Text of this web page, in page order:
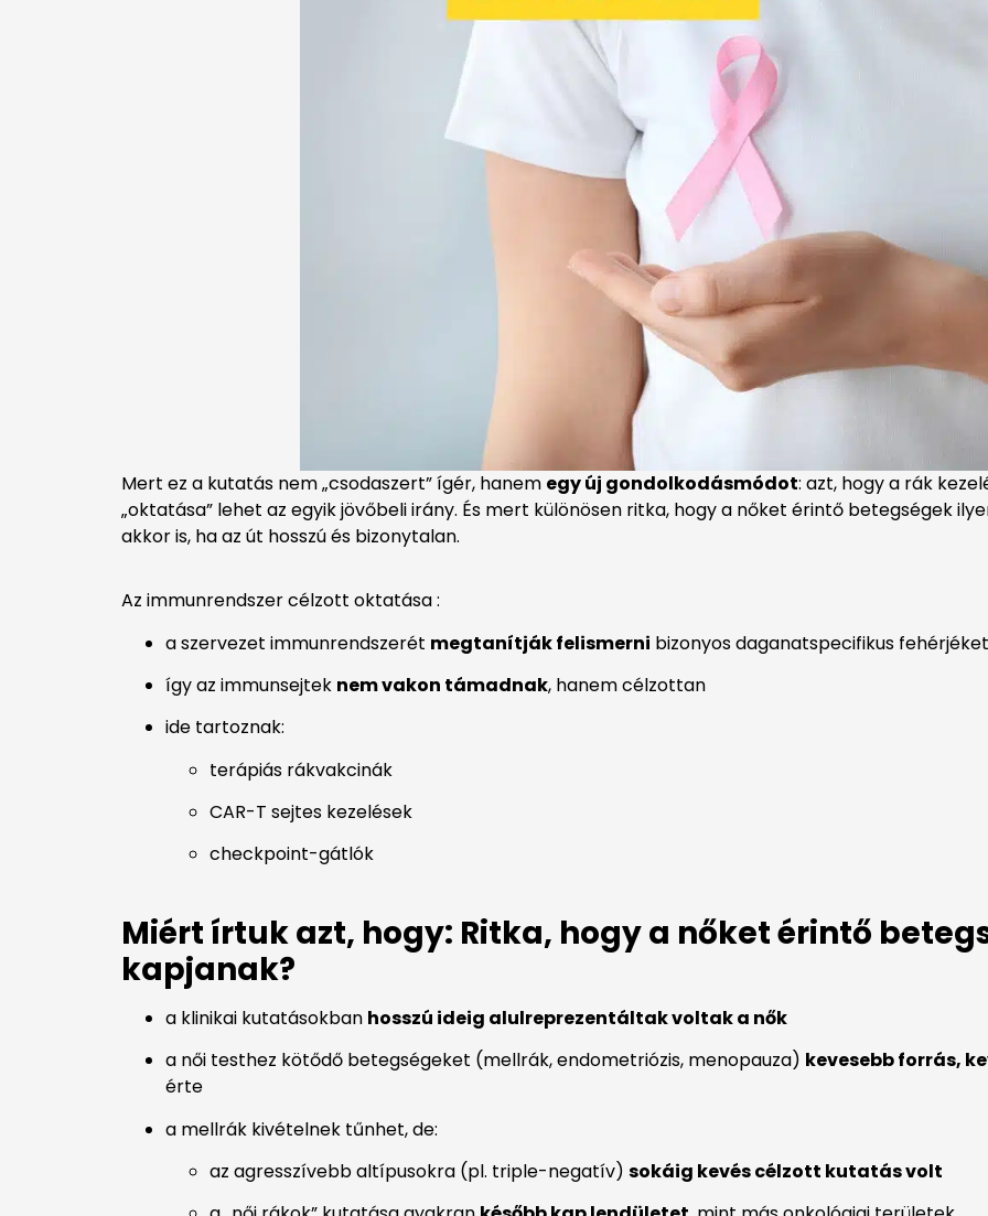
Mert ez a kutatás nem „csodaszert” ígér, hanem egy új gondolkodásmódot: azt, hogy a rák
„oktatása” lehet az egyik jövőbeli irány. És mert különösen ritka, hogy a nőket érintő betegségek
akkor is, ha az út hosszú és bizonytalan.
Az immunrendszer célzott oktatása :
a szervezet immunrendszerét megtanítják felismerni bizonyos daganatspecifikus
így az immunsejtek nem vakon támadnak, hanem célzottan
ide tartoznak:
terápiás rákvakcinák
CAR-T sejtes kezelések
checkpoint-gátlók
Miért írtuk azt, hogy: Ritka, hogy a nőket érintő
kapjanak?
a klinikai kutatásokban hosszú ideig alulreprezentáltak voltak a nők
a női testhez kötődő betegségeket (mellrák, endometriózis, menopauza) kevesebb forrás,
érte
a mellrák kivételnek tűnhet, de:
az agresszívebb altípusokra (pl. triple-negatív) sokáig kevés célzott kutatás volt